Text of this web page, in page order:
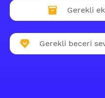
Gerekli
Gerekli beceri